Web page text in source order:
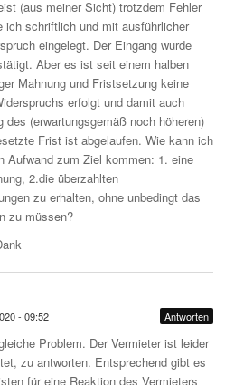
(aus meiner Sicht) trotzdem Fehler
ich schriftlich und mit ausführlicher
eingelegt. Der Eingang wurde
Aber es ist seit einem halben
Mahnung und Fristsetzung keine
erfolgt und damit auch
des (erwartungsgemäß noch höheren)
Frist ist abgelaufen. Wie kann ich
Aufwand zum Ziel kommen: 1. eine
2.die überzahlten
zu erhalten, ohne unbedingt das
zu müssen?
- 09:52 Antworten
Problem. Der Vermieter ist leider
zu antworten. Entsprechend gibt es
für eine Reaktion des Vermieters